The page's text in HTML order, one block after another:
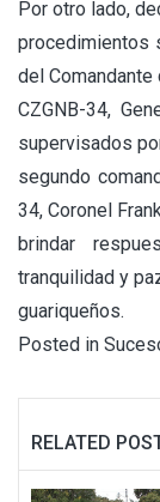
Por otro lado,
procedimientos
del Comandante
CZGNB-34,
supervisados
segundo
34, Coronel
brindar
tranquilidad y
guariqueños.
Posted in
RELATED